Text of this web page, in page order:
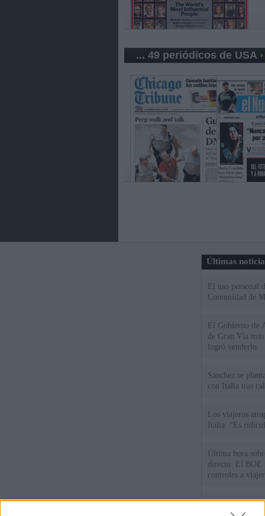
... 49 periódicos de USA
Últimas
El uso personal
Comunidad de
El Gobierno de
de Gran Vía
logró venderlo
Sánchez se
con Italia tras
Los viajeros
Italia: “Es
Última hora
directo: El BOE
controles a
Sánchez